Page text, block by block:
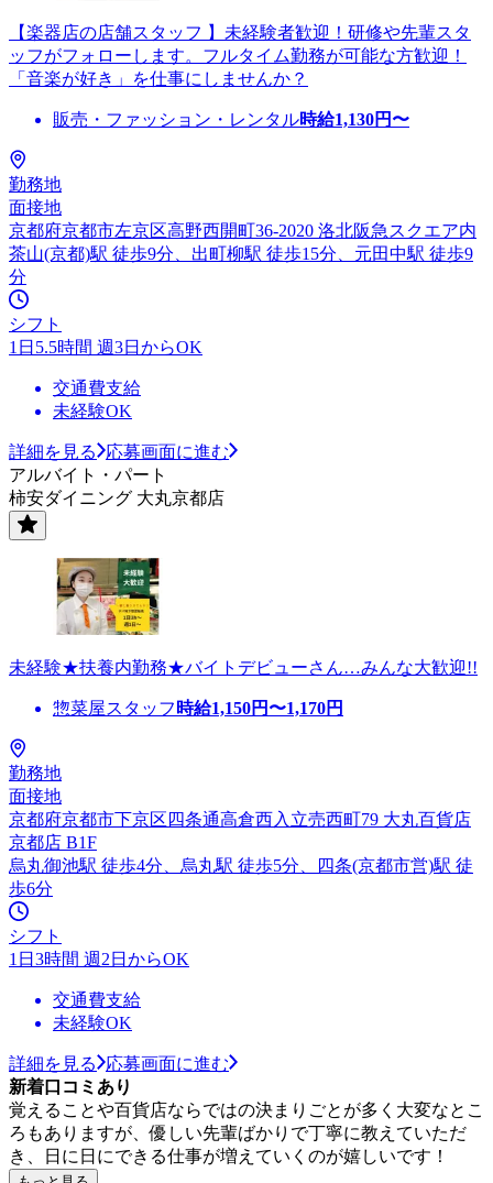
【楽器店の店舗スタッフ 】未経験者歓迎！研修や先輩スタ
ッフがフォローします。フルタイム勤務が可能な方歓迎！
「音楽が好き」を仕事にしませんか？
販売・ファッション・レンタル時給1,130円〜
勤務地
面接地
京都府京都市左京区高野西開町36-2020 洛北阪急スクエア内
茶山(京都)駅 徒歩9分、出町柳駅 徒歩15分、元田中駅 徒歩9
分
シフト
1日5.5時間 週3日からOK
交通費支給
未経験OK
詳細を見る
応募画面に進む
アルバイト・パート
柿安ダイニング 大丸京都店
未経験★扶養内勤務★バイトデビューさん…みんな大歓迎!!
惣菜屋スタッフ 時給1,150円〜1,170円
勤務地
面接地
京都府京都市下京区四条通高倉西入立売西町79 大丸百貨店
京都店 B1F
烏丸御池駅 徒歩4分、烏丸駅 徒歩5分、四条(京都市営)駅 徒
歩6分
シフト
1日3時間 週2日からOK
交通費支給
未経験OK
詳細を見る
応募画面に進む
新着口コミあり
覚えることや百貨店ならではの決まりごとが多く大変なとこ
ろもありますが、優しい先輩ばかりで丁寧に教えていただ
き、日に日にできる仕事が増えていくのが嬉しいです！